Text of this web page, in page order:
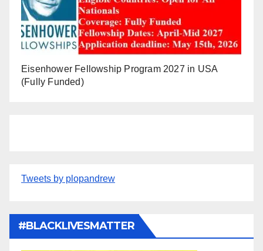
Eisenhower Fellowship Program 2027 in USA
(Fully Funded)
Tweets by plopandrew
#BLACKLIVESMATTER